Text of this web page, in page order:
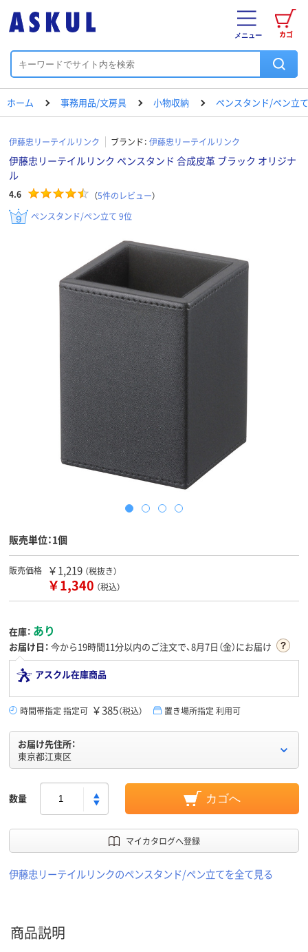
カゴ
メニュー
ホーム 事務用品/文房具 小物収納 ペンスタンド/ペン立て
伊藤忠リーテイルリンク ブランド： 伊藤忠リーテイルリンク
伊藤忠リーテイルリンク ペンスタンド 合成皮革 ブラック オリジナ
ル
4.6 （5件のレビュー）
ペンスタンド/ペン立て 9位
販売単位：1個
販売価格 ￥1,219 （税抜き）
￥1,340 （税込）
在庫： あり
お届け日： 今から19時間11分以内のご注文で、8月7日（金）にお届け
アスクル在庫商品
時間帯指定 指定可 ￥385（税込） 置き場所指定 利用可
お届け先住所：
東京都江東区
数量 カゴへ
マイカタログへ登録
伊藤忠リーテイルリンクのペンスタンド/ペン立てを全て見る
商品説明